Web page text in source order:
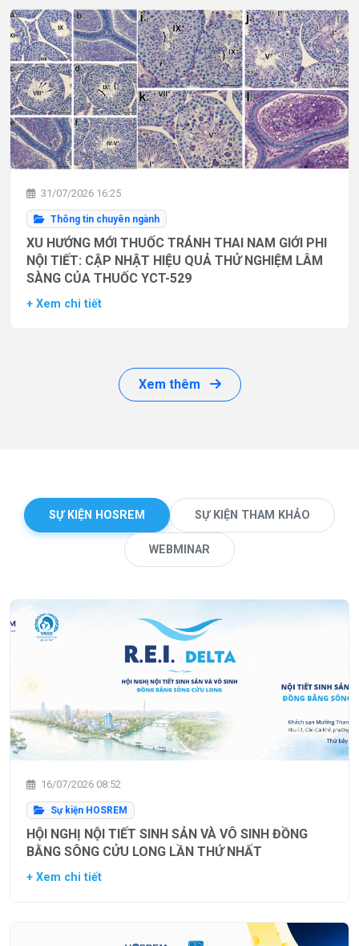
31/07/2026 16:25
Thông tin chuyên ngành
XU HƯỚNG MỚI THUỐC TRÁNH THAI NAM GIỚI PHI
NỘI TIẾT: CẬP NHẬT HIỆU QUẢ THỬ NGHIỆM LÂM
SÀNG CỦA THUỐC YCT-529
+ Xem chi tiết
Xem thêm
SỰ KIỆN HOSREM SỰ KIỆN THAM KHẢO
WEBMINAR
16/07/2026 08:52
Sự kiện HOSREM
HỘI NGHỊ NỘI TIẾT SINH SẢN VÀ VÔ SINH ĐỒNG
BẰNG SÔNG CỬU LONG LẦN THỨ NHẤT
+ Xem chi tiết